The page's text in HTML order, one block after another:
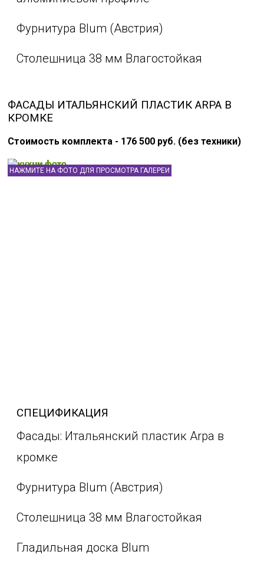
Фурнитура Blum (Австрия)
Столешница 38 мм Влагостойкая
ФАСАДЫ ИТАЛЬЯНСКИЙ ПЛАСТИК ARPA В
КРОМКЕ
Стоимость комплекта - 176 500 руб. (без техники)
НАЖМИТЕ НА ФОТО ДЛЯ ПРОСМОТРА ГАЛЕРЕИ
СПЕЦИФИКАЦИЯ
Фасады: Итальянский пластик Arpa в
кромке
Фурнитура Blum (Австрия)
Столешница 38 мм Влагостойкая
Гладильная доска Blum